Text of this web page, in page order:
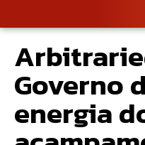
Governo
energia